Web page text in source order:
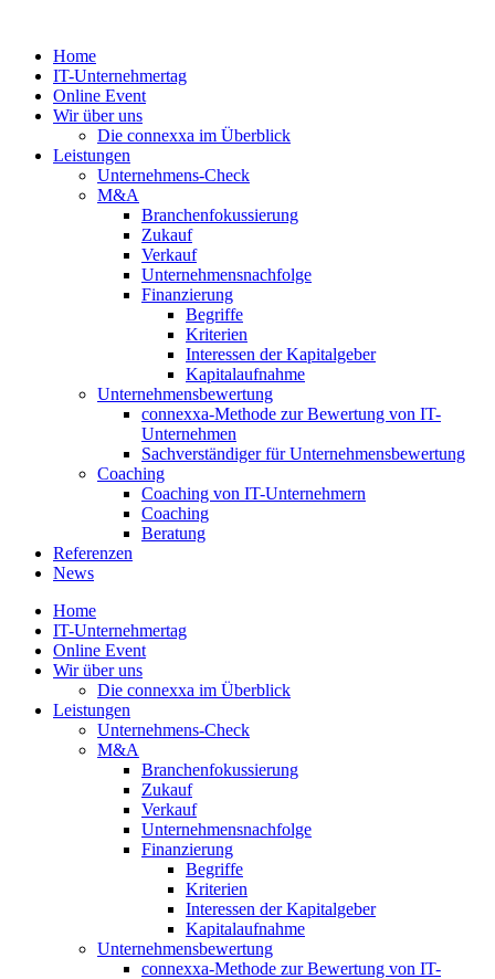
springenHome
IT-Unternehmertag
Online Event
Wir über uns
Die connexxa im Überblick
Leistungen
Unternehmens-Check
M&A
Branchenfokussierung
Zukauf
Verkauf
Unternehmensnachfolge
Finanzierung
Begriffe
Kriterien
Interessen der Kapitalgeber
Kapitalaufnahme
Unternehmensbewertung
connexxa-Methode zur Bewertung von IT-
Unternehmen
Sachverständiger für Unternehmensbewertung
Coaching
Coaching von IT-Unternehmern
Coaching
Beratung
Referenzen
News
Home
IT-Unternehmertag
Online Event
Wir über uns
Die connexxa im Überblick
Leistungen
Unternehmens-Check
M&A
Branchenfokussierung
Zukauf
Verkauf
Unternehmensnachfolge
Finanzierung
Begriffe
Kriterien
Interessen der Kapitalgeber
Kapitalaufnahme
Unternehmensbewertung
connexxa-Methode zur Bewertung von IT-